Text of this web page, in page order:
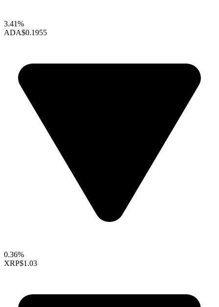
3.41%
ADA$0.1955
0.36%
XRP$1.03